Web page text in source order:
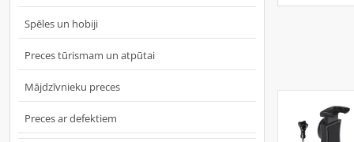
Spēles un hobiji
Preces tūrismam un atpūtai
Mājdzīvnieku preces
Preces ar defektiem